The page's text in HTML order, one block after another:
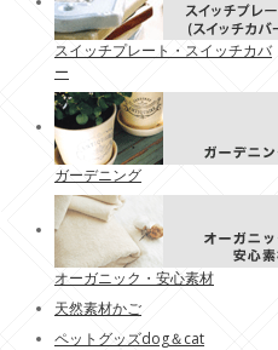
スイッチプレート・スイッチカバ
ー
ガーデニング
オーガニック・安心素材
天然素材かご
ペットグッズdog＆cat